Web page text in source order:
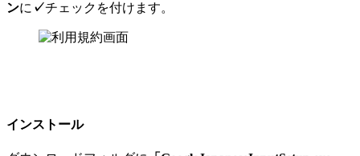
ンに ✓チェックを付けます。
インストール